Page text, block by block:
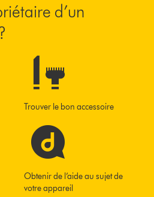
d’un
Trouver le bon accessoire
Obtenir de l’aide au sujet de
votre appareil